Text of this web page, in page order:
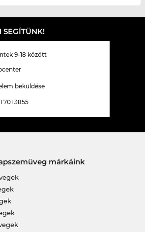
SEGÍTÜNK!
9-18 között
beküldése
701 3855
márkáink